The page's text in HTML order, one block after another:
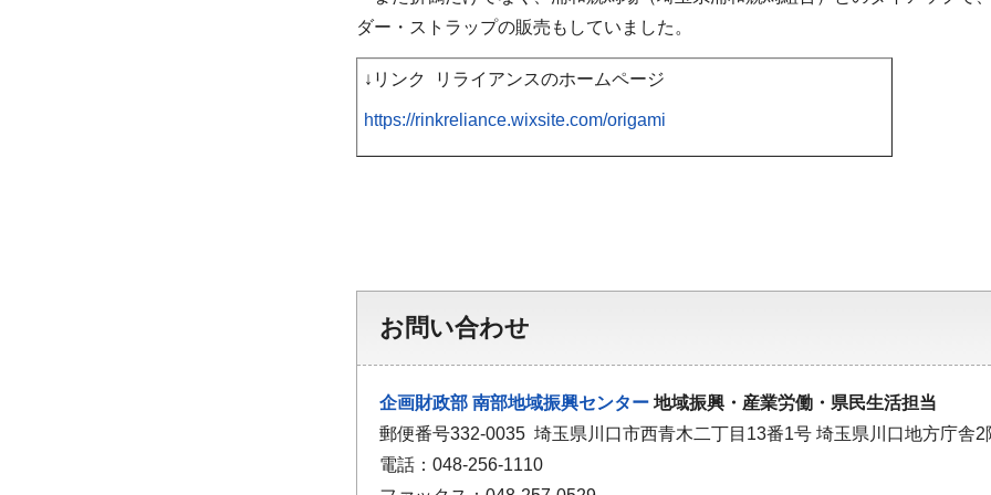
ダー・ストラップの販売もしていました。
↓リンク リライアンスのホームページ
https://rinkreliance.wixsite.com/origami
お問い合わせ
企画財政部 南部地域振興センター 地域振興・産業労働・県民生活担当
郵便番号332-0035 埼玉県川口市西青木二丁目13番1号 埼玉県川口地方庁舎2
電話：048-256-1110